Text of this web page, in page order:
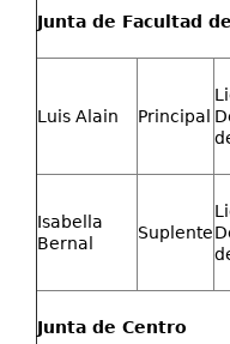
Junta de Facultad
Luis Alain Principal
Isabella
Bernal
Suplente
Junta de Centro